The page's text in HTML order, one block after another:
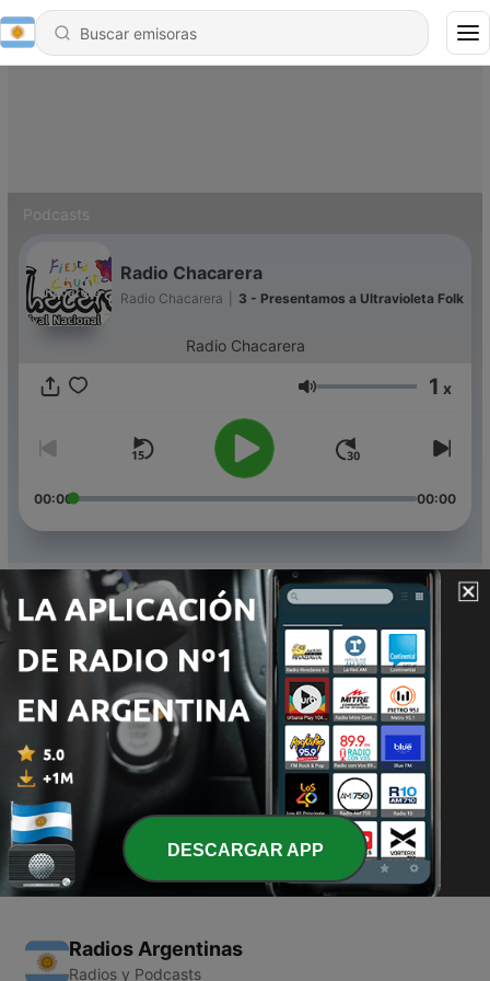
Podcasts
Radio Chacarera
Radio Chacarera 3 - Presentamos a Ultravioleta Folk
Radio Chacarera
Volumen 1 x
00:00 00:00
Episodios
Presentamos a Ultravioleta Folk
26 sep. 2020
2 - Presentamos a Marcos Barrionuevo
25 sep. 2020
1 - Presentamos a Kike Oyola
23 sep. 2020
Radios Argentinas
Radios y Podcasts
DESCARGAR APP